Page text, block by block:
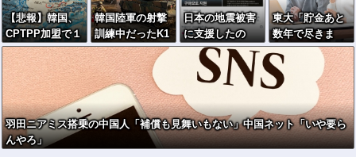
に使う」 日本共
産党「事実では
ありません」
幹事長「タイト
ルに偽りあり！
『参政党は消費
税廃止派、減税
派』」ｗｗｗｗ
ｗｗｗｗ
【悲報】韓国、
CPTPP加盟で１
兆円効果試算
も”福島問題”が
立ちはだかる
韓国陸軍の射撃
訓練中だったK1
E1戦車で火災、
乗員は避難…エ
ンジンルーム付
近から出火！
日本の地震被害
に支援したの
に…「韓国産の
水は水洗トイレ
に」
東大「貯金あと
数年で尽きま
す」→研究者削
減へ…
羽田ニアミス搭乗の中国人「補償も見舞いもない」中国ネット「いや要ら
んやろ」